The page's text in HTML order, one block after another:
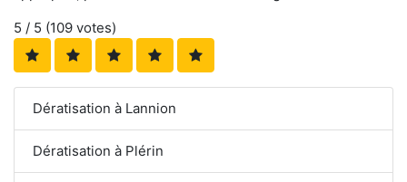
5 / 5 (109 votes)
Dératisation à Lannion
Dératisation à Plérin